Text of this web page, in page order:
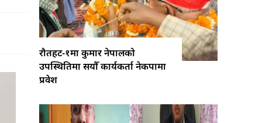
रौतहट-१मा कुमार नेपालको
उपस्थितिमा सयौँ कार्यकर्ता नेकपामा
प्रवेश